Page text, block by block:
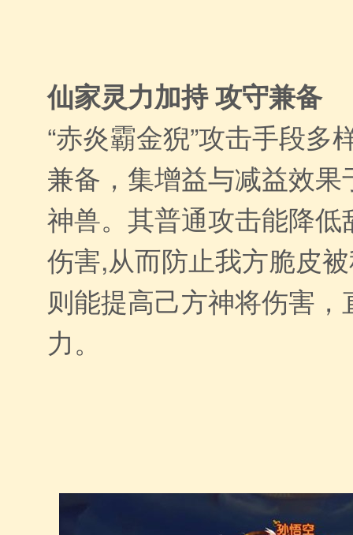
仙家灵力加持 攻守兼备
“赤炎霸金猊”攻击手段多
兼备，集增益与减益效
神兽。其普通攻击能降
伤害,从而防止我方脆皮
则能提高己方神将伤害
力。